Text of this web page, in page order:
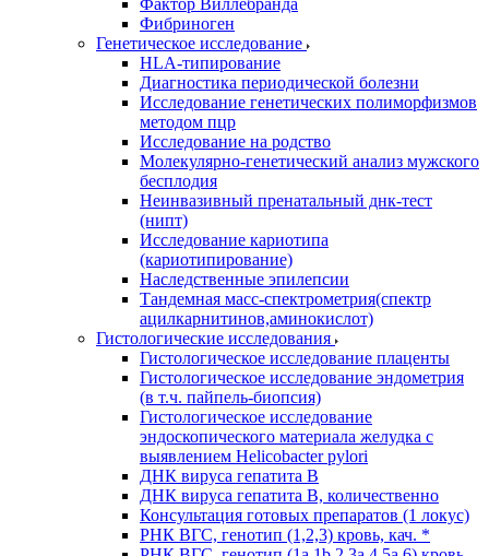
Фактор Виллебранда
Фибриноген
Генетическое исследование
HLA-типирование
Диагностика периодической болезни
Исследование генетических полиморфизмов
методом пцр
Исследование на родство
Молекулярно-генетический анализ мужского
бесплодия
Неинвазивный пренатальный днк-тест
(нипт)
Исследование кариотипа
(кариотипирование)
Наследственные эпилепсии
Тандемная масс-спектрометрия(спектр
ацилкарнитинов,аминокислот)
Гистологические исследования
Гистологическое исследование плаценты
Гистологическое исследование эндометрия
(в т.ч. пайпель-биопсия)
Гистологическое исследование
эндоскопического материала желудка с
выявлением Helicobacter pylori
ДНК вируса гепатита B
ДНК вируса гепатита B, количественно
Консультация готовых препаратов (1 локус)
РНК ВГC, генотип (1,2,3) кровь, кач. *